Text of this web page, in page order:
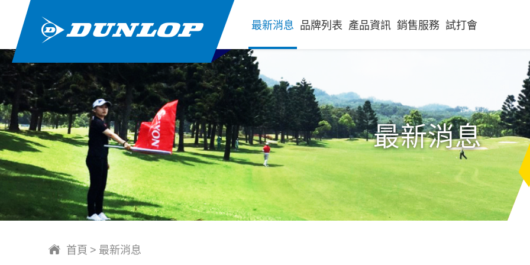
最新消息 品牌列表 產品資訊 銷售服務 試打會
最新消息
首頁 > 最新消息